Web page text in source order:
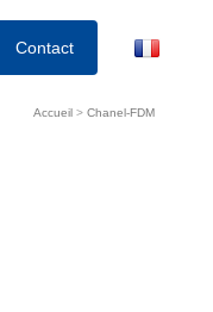
Contact
Accueil >Chanel-FDM